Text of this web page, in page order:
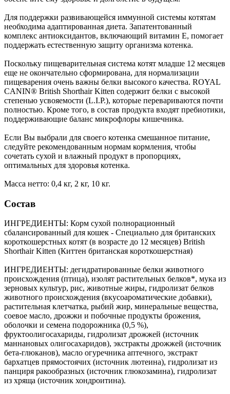
Для поддержки развивающейся иммунной системы котятам
необходима адаптированная диета. Запатентованный
комплекс антиоксидантов, включающий витамин E, помогает
поддержать естественную защиту организма котенка.
Поскольку пищеварительная система котят младше 12 месяцев
еще не окончательно сформирована, для нормализации
пищеварения очень важны белки высокого качества. ROYAL
CANIN® British Shorthair Kitten содержит белки с высокой
степенью усвояемости (L.I.P.), которые перевариваются почти
полностью. Кроме того, в состав продукта входят пребиотики,
поддерживающие баланс микрофлоры кишечника.
Если Вы выбрали для своего котенка смешанное питание,
следуйте рекомендованным нормам кормления, чтобы
сочетать сухой и влажный продукт в пропорциях,
оптимальных для здоровья котенка.
Масса нетто: 0,4 кг, 2 кг, 10 кг.
Состав
ИНГРЕДИЕНТЫ: Корм сухой полнорационный
сбалансированный для кошек - Специально для британских
короткошерстных котят (в возрасте до 12 месяцев) British
Shorthair Kitten (Киттен британская короткошерстная)
ИНГРЕДИЕНТЫ: дегидратированные белки животного
происхождения (птица), изолят растительных белков*, мука из
зерновых культур, рис, животные жиры, гидролизат белков
животного происхождения (вкусоароматические добавки),
растительная клетчатка, рыбий жир, минеральные вещества,
соевое масло, дрожжи и побочные продукты брожения,
оболочки и семена подорожника (0,5 %),
фруктоолигосахариды, гидролизат дрожжей (источник
мaннановых олигосахаридов), экстракты дрожжей (источник
бета-глюканов), масло огуречника аптечного, экстракт
бархатцев прямостоячих (источник лютеина), гидролизат из
панциря ракообразных (источник глюкозамина), гидролизат
из хряща (источник хондроитина).